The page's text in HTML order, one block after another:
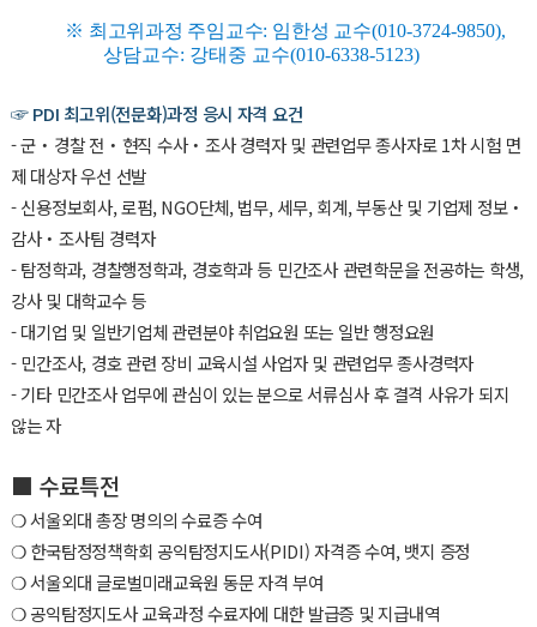
※ 최고위과정 주임교수: 임한성 교수(010-3724-9850),
상담교수: 강태중 교수(010-6338-5123)
☞ PDI 최고위(전문화)과정 응시 자격 요건
- 군‧경찰 전‧현직 수사‧조사 경력자 및 관련업무 종사자로 1차 시험 면
제 대상자 우선 선발
- 신용정보회사, 로펌, NGO단체, 법무, 세무, 회계, 부동산 및 기업제 정보‧
감사‧조사팀 경력자
- 탐정학과, 경찰행정학과, 경호학과 등 민간조사 관련학문을 전공하는 학생,
강사 및 대학교수 등
- 대기업 및 일반기업체 관련분야 취업요원 또는 일반 행정요원
- 민간조사, 경호 관련 장비 교육시설 사업자 및 관련업무 종사경력자
- 기타 민간조사 업무에 관심이 있는 분으로 서류심사 후 결격 사유가 되지
않는 자
■ 수료특전
❍ 서울외대 총장 명의의 수료증 수여
❍ 한국탐정정책학회 공익탐정지도사(PIDI) 자격증 수여, 뱃지 증정
❍ 서울외대 글로벌미래교육원 동문 자격 부여
❍ 공익탐정지도사 교육과정 수료자에 대한 발급증 및 지급내역